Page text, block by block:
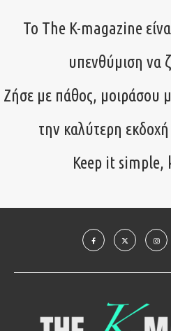
Το The K-magazine
υπενθύμιση να
Ζήσε με πάθος, μοιράσου
την καλύτερη
Keep it simple,